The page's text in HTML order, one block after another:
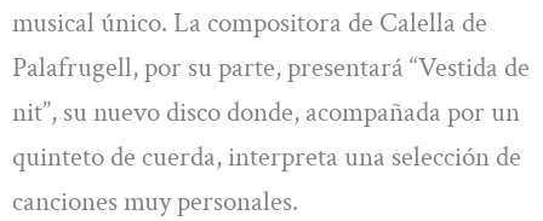
musical único. La compositora de Calella de
Palafrugell, por su parte, presentará “Vestida de
nit”, su nuevo disco donde, acompañada por un
quinteto de cuerda, interpreta una selección de
canciones muy personales.